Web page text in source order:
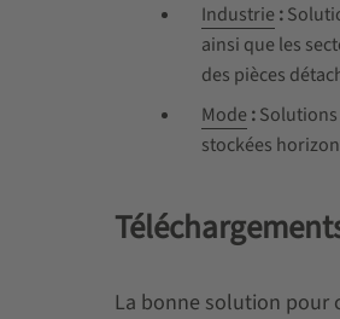
Industrie :
ainsi que les
des pièces
Mode :
stockées
La bonne solution pour